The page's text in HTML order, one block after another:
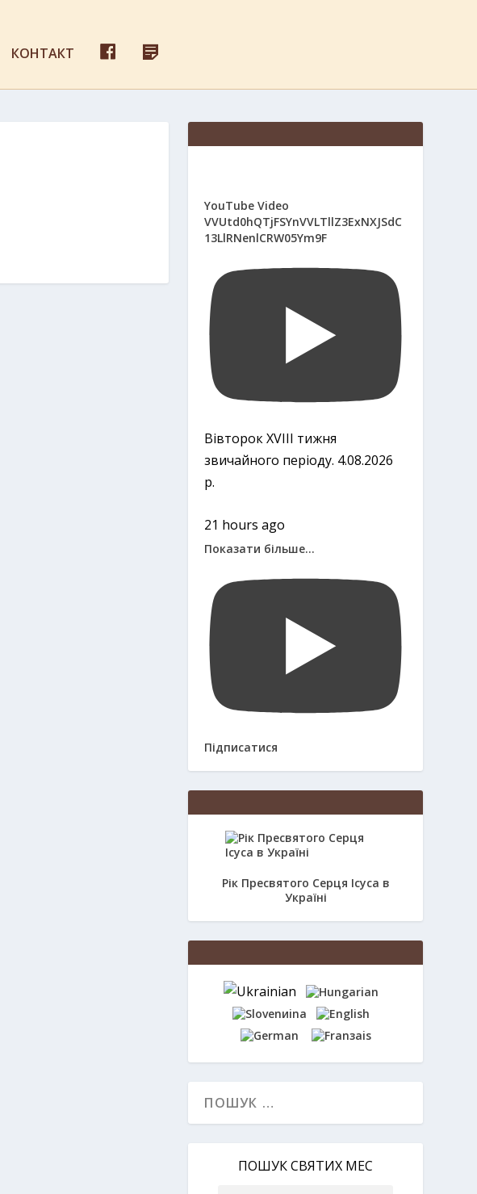
КОНТАКТ
E
Д
С
YouTube Video
VVUtd0hQTjFSYnVVLTllZ3ExNXJSdC
13LlRNenlCRW05Ym9F
Вівторок ХVІІІ тижня
звичайного періоду. 4.08.2026
р.
21 hours ago
Показати більше...
Підписатися
Рік Пресвятого Серця Ісуса в
Україні
ПОШУК СВЯТИХ МЕС